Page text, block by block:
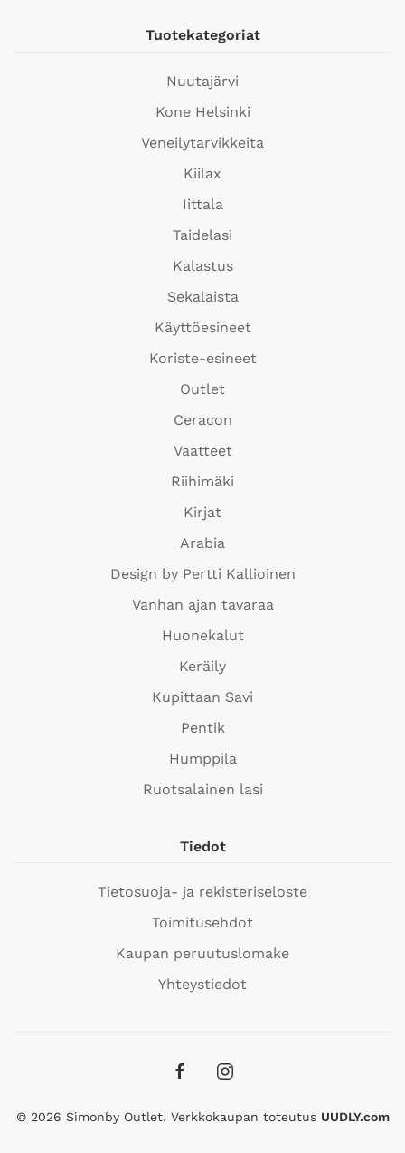
Tuotekategoriat
Nuutajärvi
Kone Helsinki
Veneilytarvikkeita
Kiilax
Iittala
Taidelasi
Kalastus
Sekalaista
Käyttöesineet
Koriste-esineet
Outlet
Ceracon
Vaatteet
Riihimäki
Kirjat
Arabia
Design by Pertti Kallioinen
Vanhan ajan tavaraa
Huonekalut
Keräily
Kupittaan Savi
Pentik
Humppila
Ruotsalainen lasi
Tiedot
Tietosuoja- ja rekisteriseloste
Toimitusehdot
Kaupan peruutuslomake
Yhteystiedot
© 2026 Simonby Outlet. Verkkokaupan toteutus UUDLY.com